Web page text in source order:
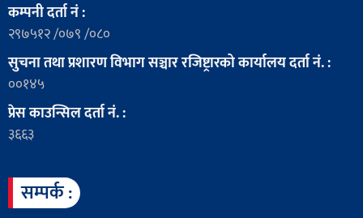
कम्पनी दर्ता नं :
२९७५१२ /०७९ /०८०
सुचना तथा प्रशारण विभाग सञ्चार रजिष्ट्रारको कार्यालय दर्ता नं. :
००१४५
प्रेस काउन्सिल दर्ता नं. :
३६६३
सम्पर्क :